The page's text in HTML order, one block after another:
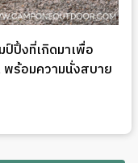
ป์ปิ้งที่เกิดมาเพื่อ
พร้อมความนั่งสบาย